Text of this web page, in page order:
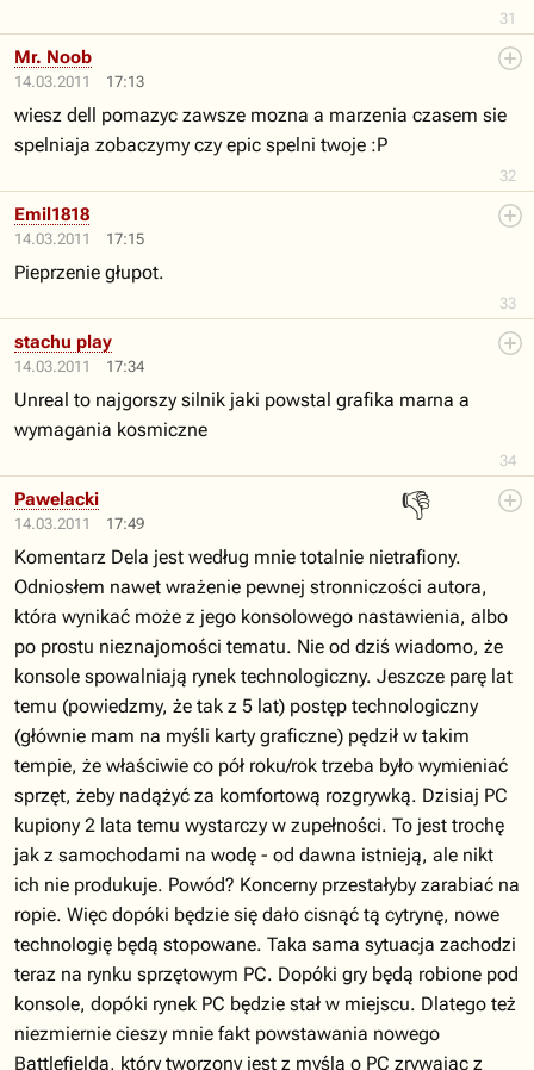
31
14.03.2011 17:13
32
Mr. Noob
wiesz dell pomazyc zawsze mozna a marzenia czasem sie
spelniaja zobaczymy czy epic spelni twoje :P
14.03.2011 17:15
33
Emil1818
Pieprzenie głupot.
14.03.2011 17:34
34
stachu play
Unreal to najgorszy silnik jaki powstal grafika marna a
wymagania kosmiczne
14.03.2011 17:49
👎
Pawelacki
Komentarz Dela jest według mnie totalnie nietrafiony.
Odniosłem nawet wrażenie pewnej stronniczości autora,
która wynikać może z jego konsolowego nastawienia, albo
po prostu nieznajomości tematu. Nie od dziś wiadomo, że
konsole spowalniają rynek technologiczny. Jeszcze parę lat
temu (powiedzmy, że tak z 5 lat) postęp technologiczny
(głównie mam na myśli karty graficzne) pędził w takim
tempie, że właściwie co pół roku/rok trzeba było wymieniać
sprzęt, żeby nadążyć za komfortową rozgrywką. Dzisiaj PC
kupiony 2 lata temu wystarczy w zupełności. To jest trochę
jak z samochodami na wodę - od dawna istnieją, ale nikt
ich nie produkuje. Powód? Koncerny przestałyby zarabiać na
ropie. Więc dopóki będzie się dało cisnąć tą cytrynę, nowe
technologię będą stopowane. Taka sama sytuacja zachodzi
teraz na rynku sprzętowym PC. Dopóki gry będą robione pod
konsole, dopóki rynek PC będzie stał w miejscu. Dlatego też
niezmiernie cieszy mnie fakt powstawania nowego
Battlefielda, który tworzony jest z myślą o PC zrywając z